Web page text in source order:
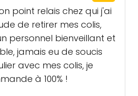
point relais chez qui j'ai
de retirer mes colis,
personnel bienveillant et
jamais eu de soucis
avec mes colis, je
à 100% !